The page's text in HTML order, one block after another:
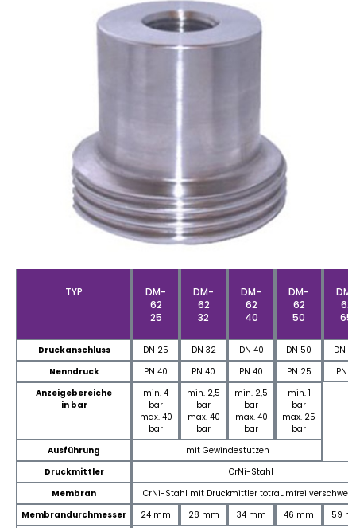
TYP
DM-
62
25
DM-
62
32
DM-
62
40
DM-
62
50
DM-
62
65
Druckanschluss DN 25 DN 32 DN 40 DN 50
DN
Nenndruck
PN 40 PN 40 PN 40 PN 25
PN
Anzeigebereiche
in bar
min. 4
bar
max. 40
bar
min. 2,5
bar
max. 40
bar
min. 2,5
bar
max. 40
bar
min. 1
bar
max. 25
bar
Ausführung
mit Gewindestutzen
Druckmittler
CrNi-Stahl
Membran
CrNi-Stahl mit Druckmittler totraumfrei
Membrandurchmesser
24 mm 28 mm 34 mm 46 mm
59